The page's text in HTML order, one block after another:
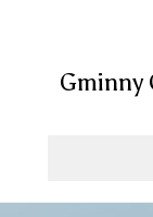
Gminny